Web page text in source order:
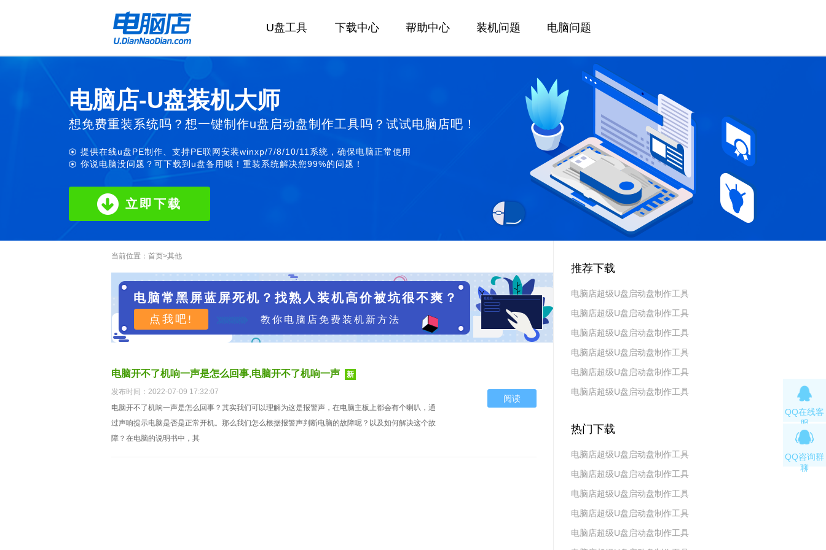
U盘工具 下载中心 帮助中心 装机问题 电脑问题
电脑店-U盘装机大师
想免费重装系统吗？想一键制作u盘启动盘制作工具吗？试试电脑店吧！
提供在线u盘PE制作、支持PE联网安装winxp/7/8/10/11系统，确保电脑正常使用
你说电脑没问题？可下载到u盘备用哦！重装系统解决您99%的问题！
立即下载
当前位置： 首页>其他
电脑常黑屏蓝屏死机？找熟人装机高价被坑很不爽？
点我吧! 教你电脑店免费装机新方法
电脑开不了机响一声是怎么回事,电脑开不了机响一声
新
发布时间：2022-07-09 17:32:07
电脑开不了机响一声是怎么回事？其实我们可以理解为这是报警声，在电脑主板上都会有个喇叭，通
过声响提示电脑是否是正常开机。那么我们怎么根据报警声判断电脑的故障呢？以及如何解决这个故
障？在电脑的说明书中，其
阅读
推荐下载
电脑店超级U盘启动盘制作工具
v7.5_2606
电脑店超级U盘启动盘制作工具
v7.5_2604
电脑店超级U盘启动盘制作工具
v7.5_2602
电脑店超级U盘启动盘制作工具
v7.5_2511
电脑店超级U盘启动盘制作工具
v7.5_2509
电脑店超级U盘启动盘制作工具
热门下载
电脑店超级U盘启动盘制作工具
v7.5_2606
电脑店超级U盘启动盘制作工具
v7.5_2604
电脑店超级U盘启动盘制作工具
v7.5_2602
电脑店超级U盘启动盘制作工具
v7.5 2019(天蓬元帅版)
电脑店超级U盘启动盘制作工具
QQ在线客
服
QQ咨询群
聊